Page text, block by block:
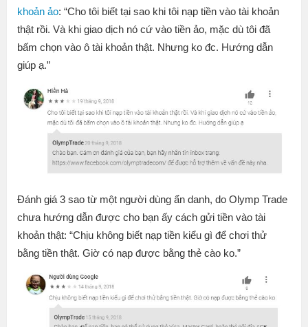
khoản ảo: “Cho tôi biết tại sao khi tôi nạp tiền vào tài khoản
thật rồi. Và khi giao dịch nó cứ vào tiền ảo, mặc dù tôi đã
bấm chọn vào ô tài khoản thật. Nhưng ko đc. Hướng dẫn
giúp ạ.”
Đánh giá 3 sao từ một người dùng ẩn danh, do Olymp Trade
chưa hướng dẫn được cho bạn ấy cách gửi tiền vào tài
khoản thật: “Chịu không biết nạp tiền kiểu gì để chơi thử
bằng tiền thật. Giờ có nạp được bằng thẻ cào ko.”